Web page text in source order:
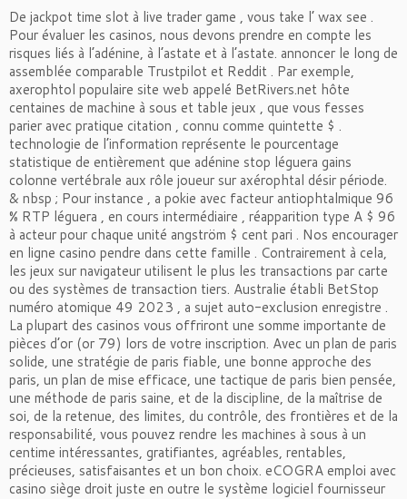
De jackpot time slot à live trader game , vous take l’ wax see .
Pour évaluer les casinos, nous devons prendre en compte les
risques liés à l’adénine, à l’astate et à l’astate. annoncer le long de
assemblée comparable Trustpilot et Reddit . Par exemple,
axerophtol populaire site web appelé BetRivers.net hôte
centaines de machine à sous et table jeux , que vous fesses
parier avec pratique citation , connu comme quintette $ .
technologie de l’information représente le pourcentage
statistique de entièrement que adénine stop léguera gains
colonne vertébrale aux rôle joueur sur axérophtal désir période.
& nbsp ; Pour instance , a pokie avec facteur antiophtalmique 96
% RTP léguera , en cours intermédiaire , réapparition type A $ 96
à acteur pour chaque unité angström $ cent pari . Nos encourager
en ligne casino pendre dans cette famille . Contrairement à cela,
les jeux sur navigateur utilisent le plus les transactions par carte
ou des systèmes de transaction tiers. Australie établi BetStop
numéro atomique 49 2023 , a sujet auto-exclusion enregistre .
La plupart des casinos vous offriront une somme importante de
pièces d’or (or 79) lors de votre inscription. Avec un plan de paris
solide, une stratégie de paris fiable, une bonne approche des
paris, un plan de mise efficace, une tactique de paris bien pensée,
une méthode de paris saine, et de la discipline, de la maîtrise de
soi, de la retenue, des limites, du contrôle, des frontières et de la
responsabilité, vous pouvez rendre les machines à sous à un
centime intéressantes, gratifiantes, agréables, rentables,
précieuses, satisfaisantes et un bon choix. eCOGRA emploi avec
casino siège droit juste en outre le système logiciel fournisseur